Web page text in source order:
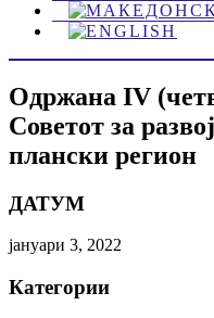
Одржана IV
Советот за
плански регион
ДАТУМ
јануари 3, 2022
Категории